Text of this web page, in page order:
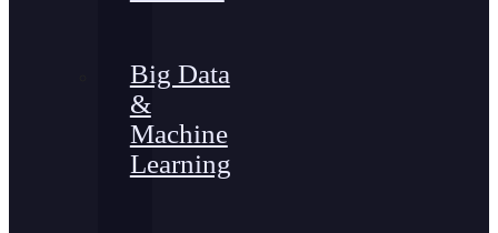
Big Data
&
Machine
Learning